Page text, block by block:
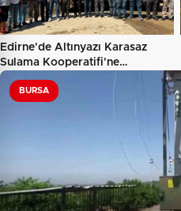
Edirne'de Altınyazı Karasaz
Sulama Kooperatifi'ne…
BURSA